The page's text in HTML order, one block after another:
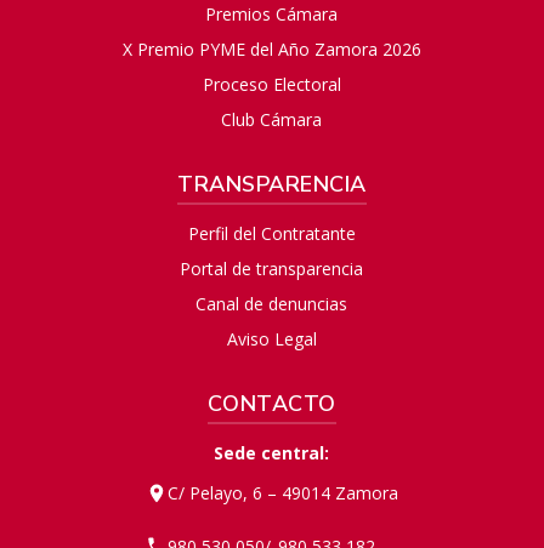
Premios Cámara
X Premio PYME del Año Zamora 2026
Proceso Electoral
Club Cámara
TRANSPARENCIA
Perfil del Contratante
Portal de transparencia
Canal de denuncias
Aviso Legal
CONTACTO
Sede central:
C/ Pelayo, 6 – 49014 Zamora